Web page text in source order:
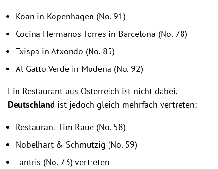
Koan in Kopenhagen (No. 91)
Cocina Hermanos Torres in Barcelona (No. 78)
Txispa in Atxondo (No. 85)
Al Gatto Verde in Modena (No. 92)
Ein Restaurant aus Österreich ist nicht dabei,
Deutschland ist jedoch gleich mehrfach vertreten:
Restaurant Tim Raue (No. 58)
Nobelhart & Schmutzig (No. 59)
Tantris (No. 73) vertreten